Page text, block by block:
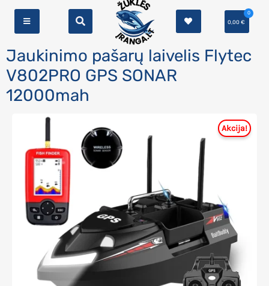
0,00€
0
Jaukinimo pašarų laivelis Flytec
V802PRO GPS SONAR
12000mah